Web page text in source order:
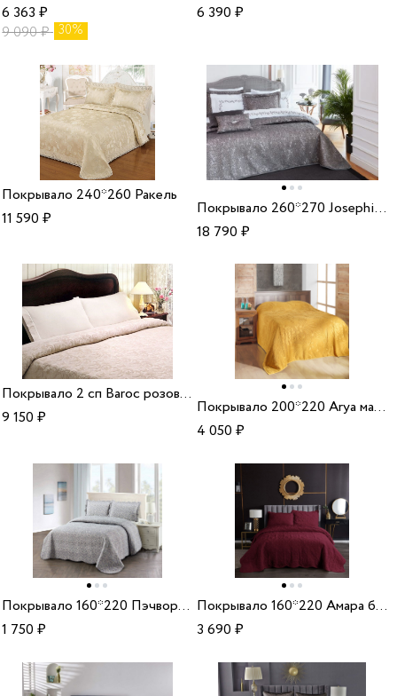
6 363₽
9 090₽ 30%
6 390₽
Покрывало 240*260 Ракель
11 590₽
Покрывало 260*270 Josephine graphite
18 790₽
Покрывало 2 сп Baroc розовый
9 150₽
Покрывало 200*220 Arya махровое Botanical Garden желтый
4 050₽
Покрывало 160*220 Пэчворк №42
1 750₽
Покрывало 160*220 Амара бордовый
3 690₽